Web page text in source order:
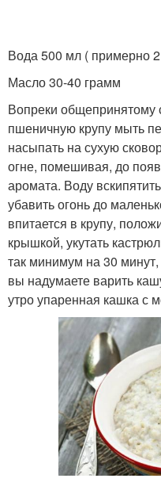
Вода 500 мл ( примерно
Масло 30-40 грамм
Вопреки общепринятому
пшеничную крупу мыть
насыпать на сухую
огне, помешивая, до
аромата. Воду
убавить огонь до
впитается в крупу,
крышкой, укутать
так минимум на 30
вы надумаете варить
утро упаренная кашка с